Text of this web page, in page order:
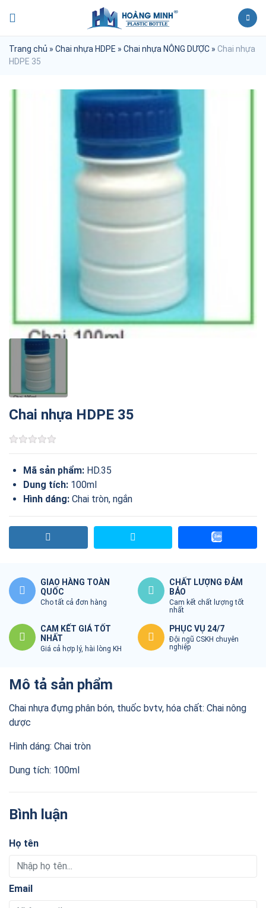
Trang chủ » Chai nhựa HDPE » Chai nhựa NÔNG DƯỢC » Chai nhựa
HDPE 35
Chai nhựa HDPE 35
Mã sản phẩm: HD.35
Dung tích: 100ml
Hình dáng: Chai tròn, ngắn
GIAO HÀNG TOÀN
QUỐC
Cho tất cả đơn hàng
CHẤT LƯỢNG ĐẢM
BẢO
Cam kết chất lượng tốt
nhất
CAM KẾT GIÁ TỐT
NHẤT
Giá cả hợp lý, hài lòng KH
PHỤC VỤ 24/7
Đội ngũ CSKH chuyên
nghiệp
Mô tả sản phẩm
Chai nhựa đựng phân bón, thuốc bvtv, hóa chất: Chai nông
dược
Hình dáng: Chai tròn
Dung tích: 100ml
Bình luận
Họ tên
Email